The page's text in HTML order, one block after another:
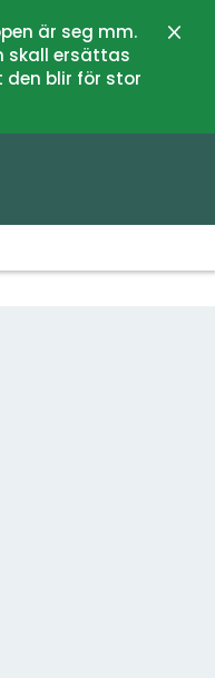
är seg mm.
skall ersättas
blir för stor